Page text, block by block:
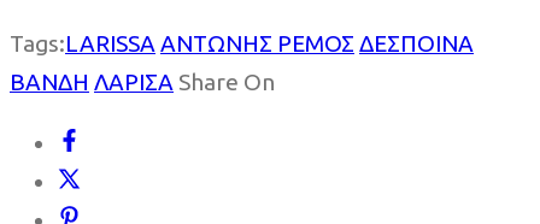
Tags:LARISSA ΑΝΤΩΝΗΣ ΡΕΜΟΣ ΔΕΣΠΟΙΝΑ
ΒΑΝΔΗ ΛΑΡΙΣΑ Share On